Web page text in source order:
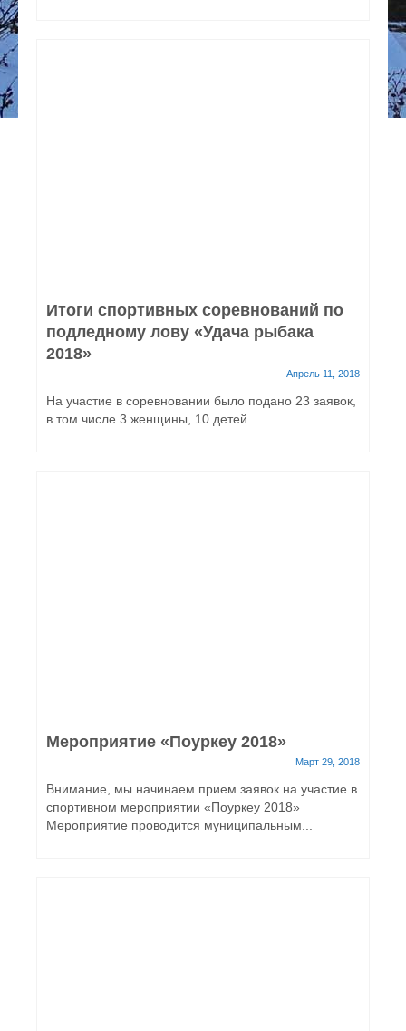
Итоги спортивных соревнований по
подледному лову «Удача рыбака
2018»
Апрель 11, 2018
На участие в соревновании было подано 23 заявок,
в том числе 3 женщины, 10 детей....
Мероприятие «Поуркеу 2018»
Март 29, 2018
Внимание, мы начинаем прием заявок на участие в
спортивном мероприятии «Поуркеу 2018»
Мероприятие проводится муниципальным...